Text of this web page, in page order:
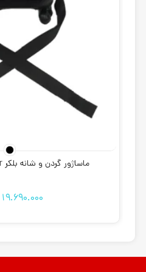
ماساژور گردن و شانه بلکر Belker مدل BL-N02
19.690.000